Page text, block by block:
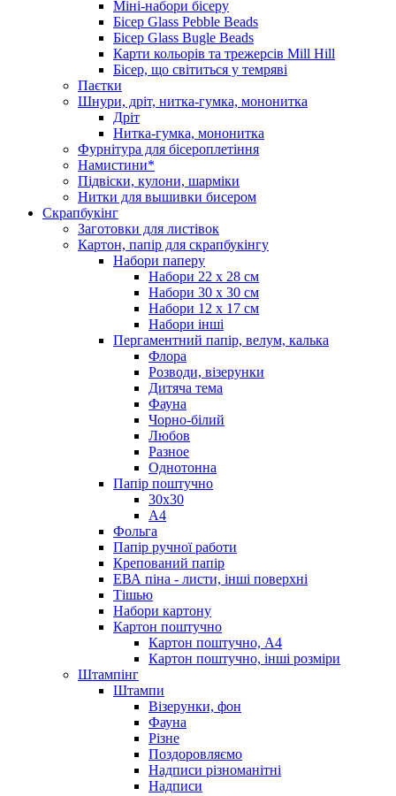
Міні-набори бісеру
Бісер Glass Pebble Beads
Бісер Glass Bugle Beads
Карти кольорів та трежерсів Mill Hill
Бісер, що світиться у темряві
Паєтки
Шнури, дріт, нитка-гумка, мононитка
Дріт
Нитка-гумка, мононитка
Фурнітура для бісероплетіння
Намистини*
Підвіски, кулони, шарміки
Нитки для вышивки бисером
Скрапбукінг
Заготовки для листівок
Картон, папір для скрапбукінгу
Набори паперу
Набори 22 х 28 см
Набори 30 х 30 см
Набори 12 х 17 см
Набори інші
Пергаментний папір, велум, калька
Флора
Розводи, візерунки
Дитяча тема
Фауна
Чорно-білий
Любов
Разное
Однотонна
Папір поштучно
30х30
А4
Фольга
Папір ручної работи
Крепований папір
ЕВА піна - листи, інші поверхні
Тішью
Набори картону
Картон поштучно
Картон поштучно, А4
Картон поштучно, інші розміри
Штампінг
Штампи
Візерунки, фон
Фауна
Різне
Поздоровляємо
Надписи різноманітні
Надписи